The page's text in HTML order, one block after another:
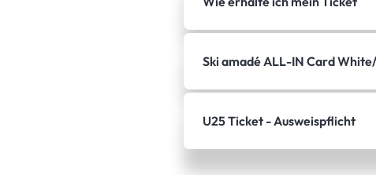
Ski amadé ALL-IN Card
U25 Ticket - Ausweispflicht